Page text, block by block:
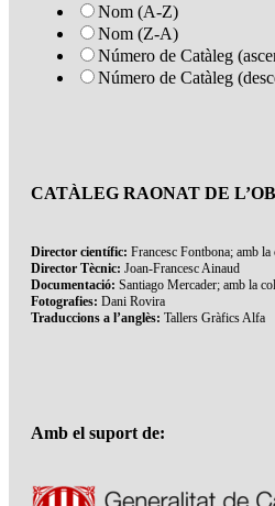
Nom (A-Z)
Nom (Z-A)
Número de Catàleg
Número de Catàleg
CATÀLEG RAONAT DE
Director científic: Francesc Fontbona; amb
Director Tècnic: Joan-Francesc Ainaud
Documentació: Santiago Mercader; amb la
Fotografies: Dani Rovira
Traduccions a l’anglès: Tallers Gràfics Alfa
Amb el suport de: